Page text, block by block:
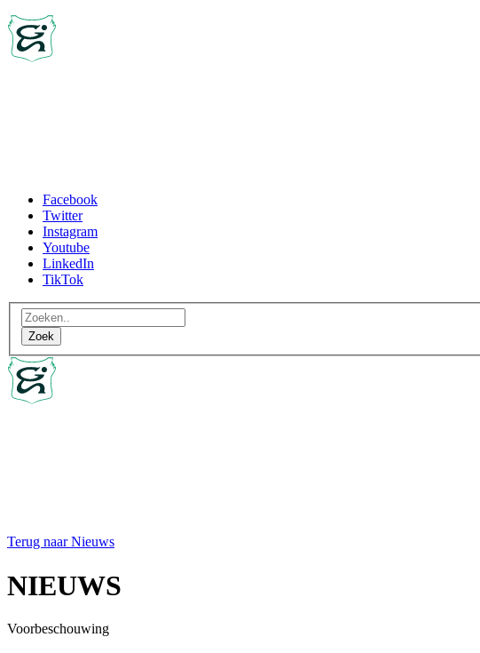
Facebook
Twitter
Instagram
Youtube
LinkedIn
TikTok
Terug naar Nieuws
NIEUWS
Voorbeschouwing